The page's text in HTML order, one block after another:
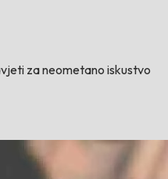
za neometano iskustvo